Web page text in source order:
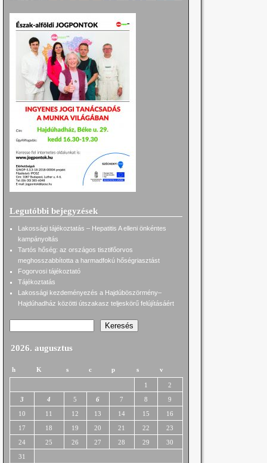
Legutóbbi bejegyzések
Lakossági tájékoztatás – Hepatitis A elleni önkéntes
kampányoltás
Tartós hőség: az országos tisztifőorvos
meghosszabbította a harmadfokú hőségriasztást
Fogorvosi tájékoztató
Tájékoztatás
Lakossági kezdeményezés a Hajdúböszörmény–
Hajdúhadház közötti útszakasz teljeskörű felújításáért
Keresés
2026. augusztus
h K s c p s v
1
2
3
4 5 6 7 8
9
10
11 12 13 14 15
16
17
18 19 20 21 22
23
24
25 26 27 28 29
30
31